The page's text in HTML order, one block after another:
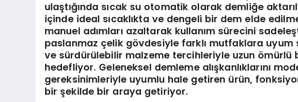
ulaştığında sıcak su otomatik olarak demliğe
içinde ideal sıcaklıkta ve dengeli bir dem elde
manuel adımları azaltarak kullanım sürecini
paslanmaz çelik gövdesiyle farklı mutfaklara uyum
ve sürdürülebilir malzeme tercihleriyle uzun ömürlü
hedefliyor. Geleneksel demleme alışkanlıklarını
gereksinimleriyle uyumlu hale getiren ürün,
bir şekilde bir araya getiriyor.